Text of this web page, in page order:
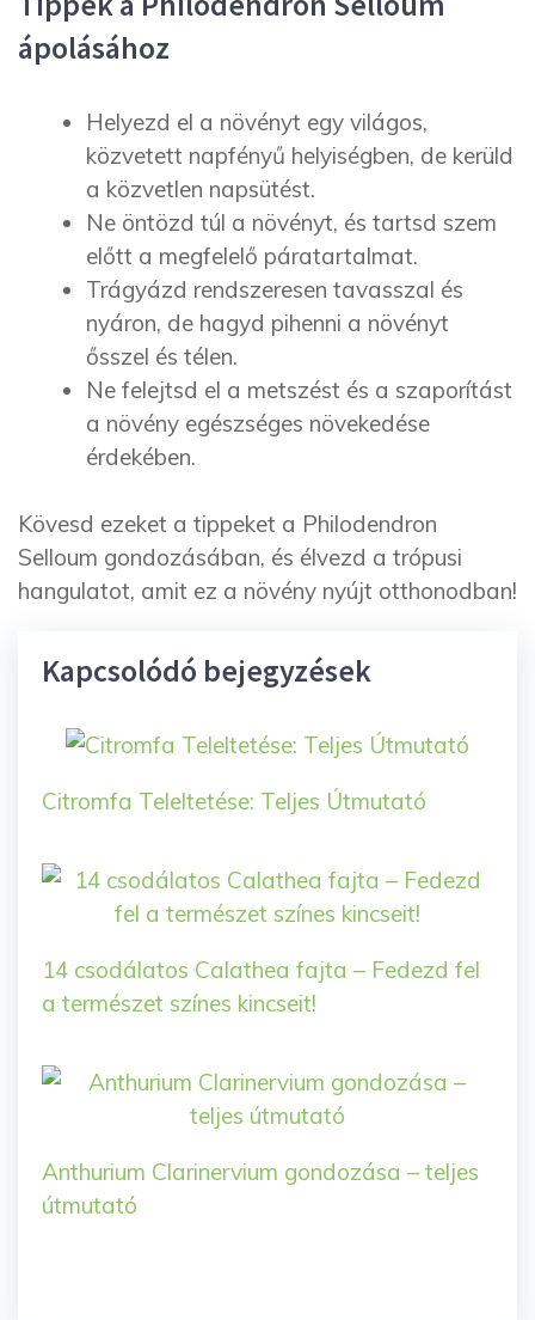
ápolásához
Helyezd el a növényt egy világos,
közvetett napfényű helyiségben, de kerüld
a közvetlen napsütést.
Ne öntözd túl a növényt, és tartsd szem
előtt a megfelelő páratartalmat.
Trágyázd rendszeresen tavasszal és
nyáron, de hagyd pihenni a növényt
ősszel és télen.
Ne felejtsd el a metszést és a szaporítást
a növény egészséges növekedése
érdekében.
Kövesd ezeket a tippeket a Philodendron
Selloum gondozásában, és élvezd a trópusi
hangulatot, amit ez a növény nyújt otthonodban!
Kapcsolódó bejegyzések
Citromfa Teleltetése: Teljes Útmutató
14 csodálatos Calathea fajta – Fedezd fel
a természet színes kincseit!
Anthurium Clarinervium gondozása – teljes
útmutató